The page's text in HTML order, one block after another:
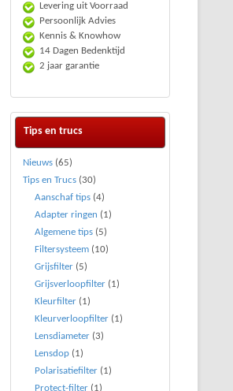
Levering uit Voorraad
Persoonlijk Advies
Kennis & Knowhow
14 Dagen Bedenktijd
2 jaar garantie
Tips en trucs
Nieuws(65)
Tips en Trucs(30)
Aanschaf tips(4)
Adapter ringen (1)
Algemene tips(5)
Filtersysteem(10)
Grijsfilter(5)
Grijsverloopfilter(1)
Kleurfilter(1)
Kleurverloopfilter(1)
Lensdiameter(3)
Lensdop(1)
Polarisatiefilter(1)
Protect-filter(1)